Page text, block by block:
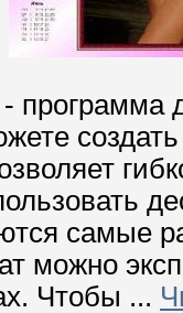
программа
самые
можно
Чтобы ...